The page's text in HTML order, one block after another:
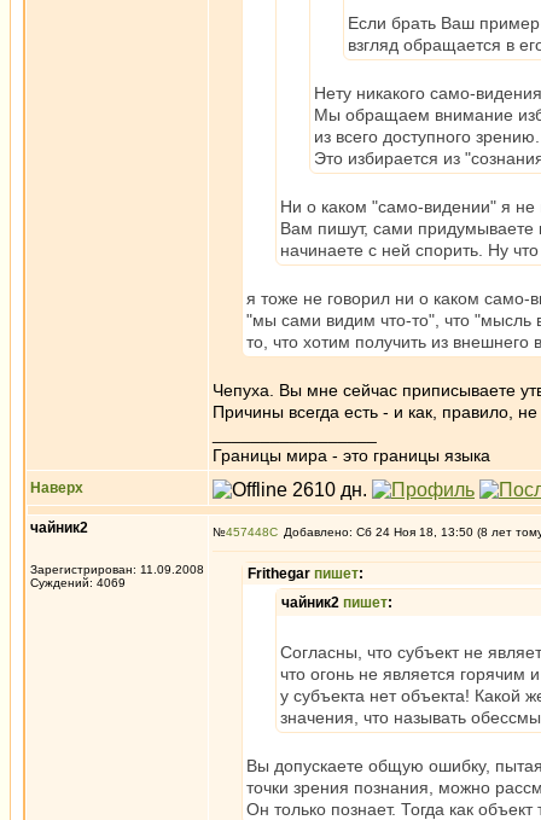
Если брать Ваш
взгляд обращается в
Нету никакого само-
Мы обращаем внимание
из всего доступного зрению.
Это избирается из
Ни о каком "само-видении" я не
Вам пишут, сами придумываете
начинаете с ней спорить. Ну
я тоже не говорил ни о каком
"мы сами видим что-то", что "мысль
то, что хотим получить из внешнего
Чепуха. Вы мне сейчас приписываете
Причины всегда есть - и как, правило,
Границы мира - это границы языка
Наверх
чайник2
Зарегистрирован: 11.09.2008
Суждений: 4069
№457448 Добавлено: Сб 24 Ноя 18, 13:50 (8 лет
Frithegar пишет:
чайник2 пишет:
Согласны, что субъект не
что огонь не является
у субъекта нет объекта! Какой
значения, что называть
Вы допускаете общую ошибку,
точки зрения познания, можно
Он только познает. Тогда как объект